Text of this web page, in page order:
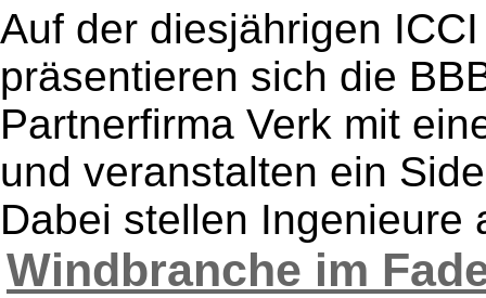
Auf der diesjährigen
präsentieren sich die
Partnerfirma Verk mit
und veranstalten ein
Dabei stellen Ingenieure
Windbranche im